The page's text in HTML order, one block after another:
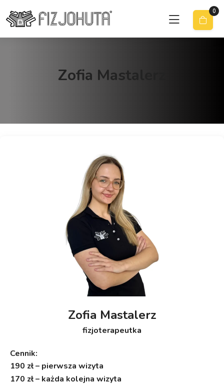
0
Zofia Mastalerz
Zofia Mastalerz
fizjoterapeutka
Cennik:
190 zł – pierwsza wizyta
170 zł – każda kolejna wizyta